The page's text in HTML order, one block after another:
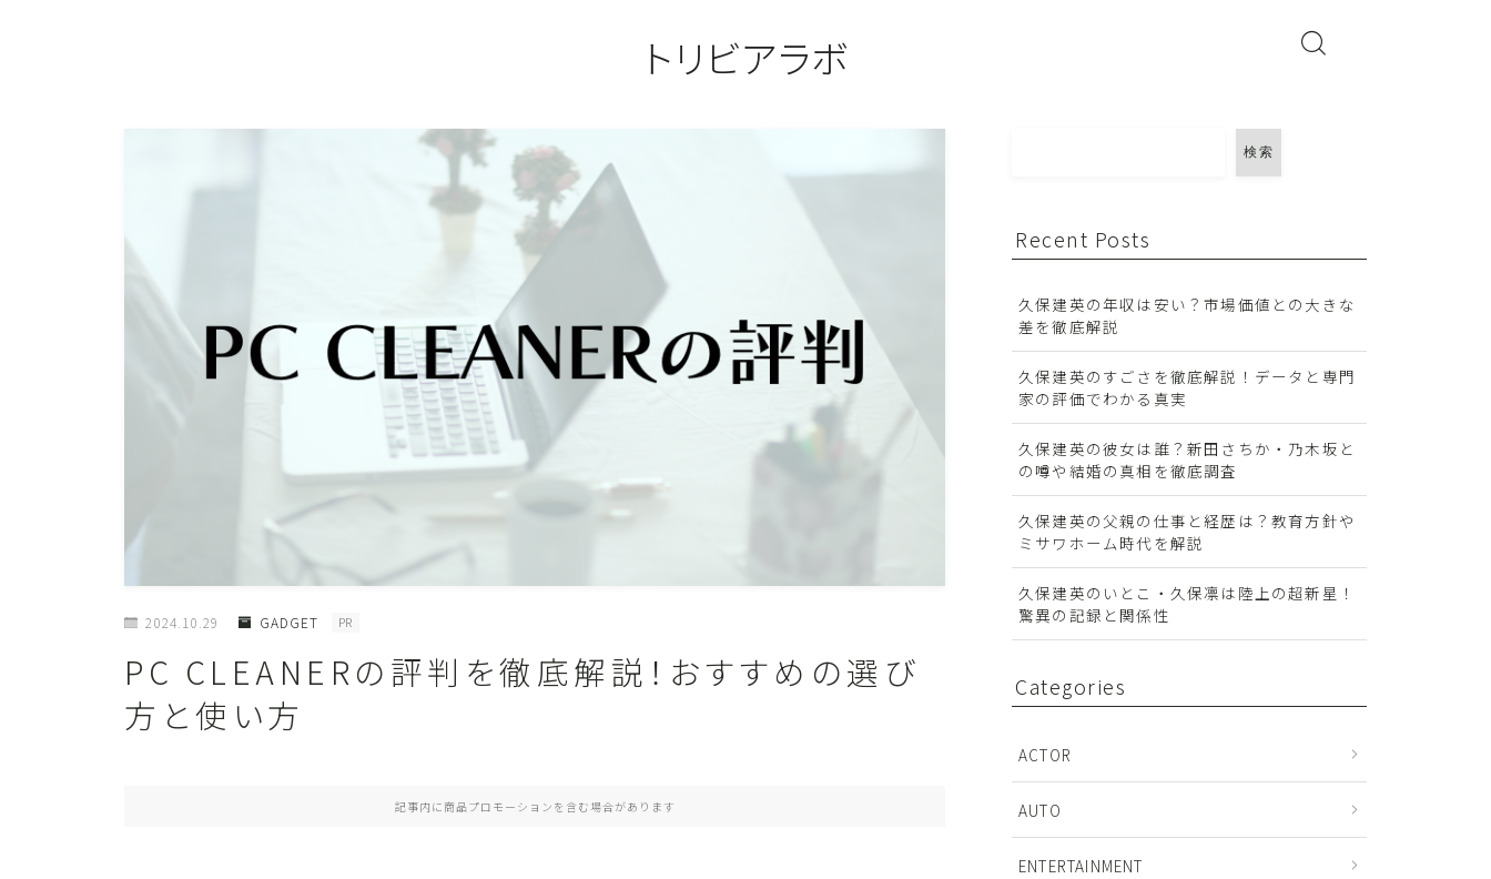
トリビアラボ
2024.10.29 GADGET PR
PC CLEANERの評判を徹底解説！おすすめの選び
方と使い方
記事内に商品プロモーションを含む場合があります
検索
Recent Posts
久保建英の年収は安い？市場価値との大きな
差を徹底解説
久保建英のすごさを徹底解説！データと専門
家の評価でわかる真実
久保建英の彼女は誰？新田さちか・乃木坂と
の噂や結婚の真相を徹底調査
久保建英の父親の仕事と経歴は？教育方針や
ミサワホーム時代を解説
久保建英のいとこ・久保凛は陸上の超新星！
驚異の記録と関係性
Categories
ACTOR
AUTO
ENTERTAINMENT